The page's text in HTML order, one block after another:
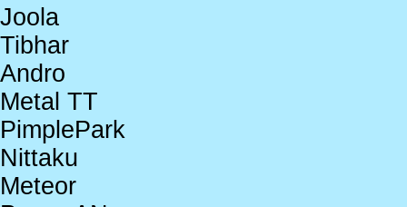
Joola
Tibhar
Andro
Metal TT
PimplePark
Nittaku
Meteor